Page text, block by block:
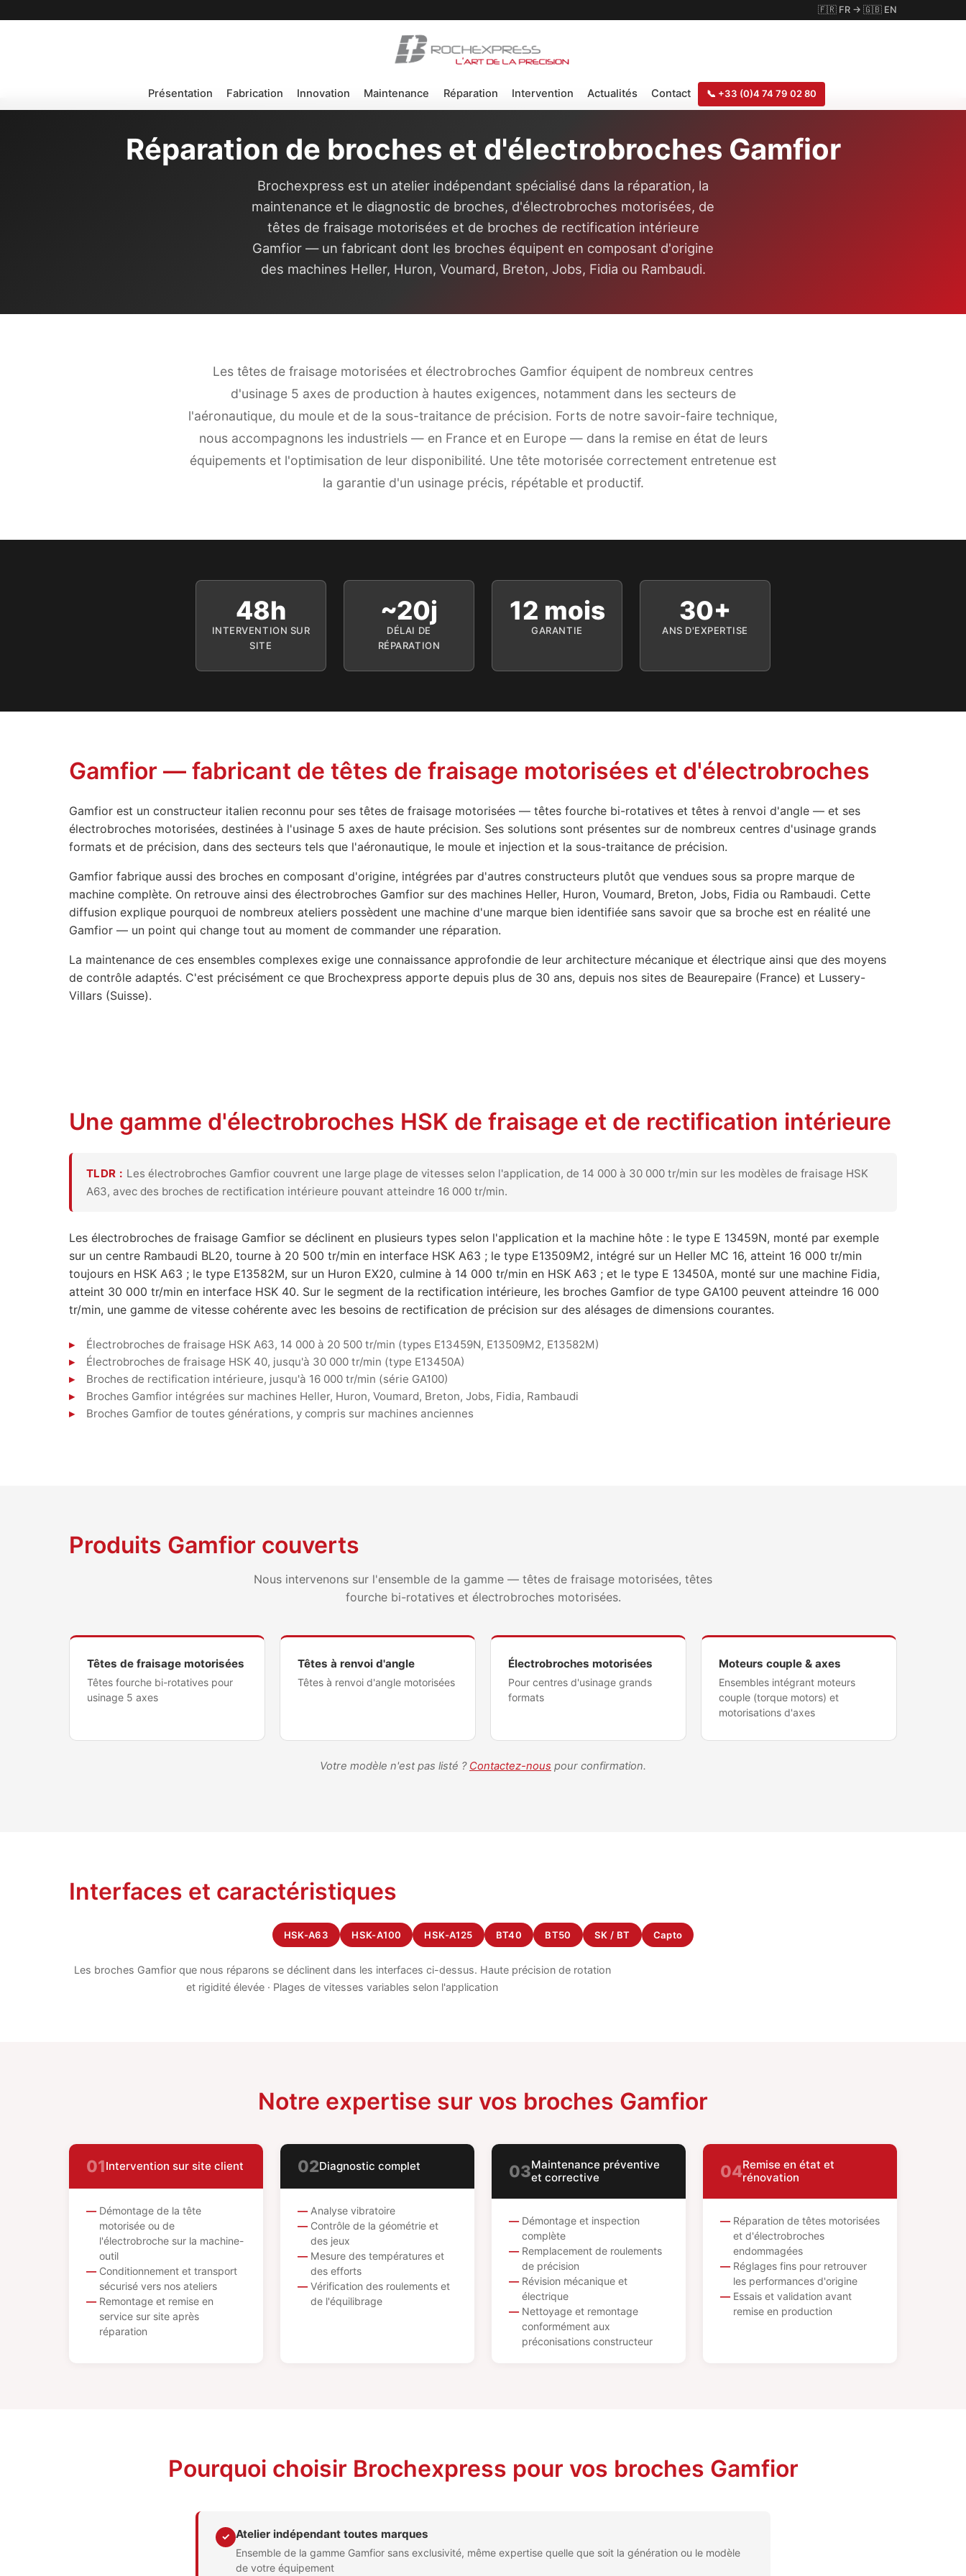
🇫🇷 FR → 🇬🇧 EN
Présentation Fabrication Innovation Maintenance Réparation Intervention Actualités Contact 📞 +33 (0)4 74 79 02 80
Réparation de broches et d'électrobroches Gamfior
Brochexpress est un atelier indépendant spécialisé dans la réparation, la
maintenance et le diagnostic de broches, d'électrobroches motorisées, de
têtes de fraisage motorisées et de broches de rectification intérieure
Gamfior — un fabricant dont les broches équipent en composant d'origine
des machines Heller, Huron, Voumard, Breton, Jobs, Fidia ou Rambaudi.
Les têtes de fraisage motorisées et électrobroches Gamfior équipent de nombreux centres
d'usinage 5 axes de production à hautes exigences, notamment dans les secteurs de
l'aéronautique, du moule et de la sous-traitance de précision. Forts de notre savoir-faire technique,
nous accompagnons les industriels — en France et en Europe — dans la remise en état de leurs
équipements et l'optimisation de leur disponibilité. Une tête motorisée correctement entretenue est
la garantie d'un usinage précis, répétable et productif.
48h
INTERVENTION SUR
SITE
~20j
DÉLAI DE
RÉPARATION
12 mois
GARANTIE
30+
ANS D'EXPERTISE
Gamfior — fabricant de têtes de fraisage motorisées et d'électrobroches
Gamfior est un constructeur italien reconnu pour ses têtes de fraisage motorisées — têtes fourche bi-rotatives et têtes à renvoi d'angle — et ses
électrobroches motorisées, destinées à l'usinage 5 axes de haute précision. Ses solutions sont présentes sur de nombreux centres d'usinage grands
formats et de précision, dans des secteurs tels que l'aéronautique, le moule et injection et la sous-traitance de précision.
Gamfior fabrique aussi des broches en composant d'origine, intégrées par d'autres constructeurs plutôt que vendues sous sa propre marque de
machine complète. On retrouve ainsi des électrobroches Gamfior sur des machines Heller, Huron, Voumard, Breton, Jobs, Fidia ou Rambaudi. Cette
diffusion explique pourquoi de nombreux ateliers possèdent une machine d'une marque bien identifiée sans savoir que sa broche est en réalité une
Gamfior — un point qui change tout au moment de commander une réparation.
La maintenance de ces ensembles complexes exige une connaissance approfondie de leur architecture mécanique et électrique ainsi que des moyens
de contrôle adaptés. C'est précisément ce que Brochexpress apporte depuis plus de 30 ans, depuis nos sites de Beaurepaire (France) et Lussery-
Villars (Suisse).
Une gamme d'électrobroches HSK de fraisage et de rectification intérieure
TLDR : Les électrobroches Gamfior couvrent une large plage de vitesses selon l'application, de 14 000 à 30 000 tr/min sur les modèles de fraisage HSK
A63, avec des broches de rectification intérieure pouvant atteindre 16 000 tr/min.
Les électrobroches de fraisage Gamfior se déclinent en plusieurs types selon l'application et la machine hôte : le type E 13459N, monté par exemple
sur un centre Rambaudi BL20, tourne à 20 500 tr/min en interface HSK A63 ; le type E13509M2, intégré sur un Heller MC 16, atteint 16 000 tr/min
toujours en HSK A63 ; le type E13582M, sur un Huron EX20, culmine à 14 000 tr/min en HSK A63 ; et le type E 13450A, monté sur une machine Fidia,
atteint 30 000 tr/min en interface HSK 40. Sur le segment de la rectification intérieure, les broches Gamfior de type GA100 peuvent atteindre 16 000
tr/min, une gamme de vitesse cohérente avec les besoins de rectification de précision sur des alésages de dimensions courantes.
Électrobroches de fraisage HSK A63, 14 000 à 20 500 tr/min (types E13459N, E13509M2, E13582M)
Électrobroches de fraisage HSK 40, jusqu'à 30 000 tr/min (type E13450A)
Broches de rectification intérieure, jusqu'à 16 000 tr/min (série GA100)
Broches Gamfior intégrées sur machines Heller, Huron, Voumard, Breton, Jobs, Fidia, Rambaudi
Broches Gamfior de toutes générations, y compris sur machines anciennes
Produits Gamfior couverts
Nous intervenons sur l'ensemble de la gamme — têtes de fraisage motorisées, têtes
fourche bi-rotatives et électrobroches motorisées.
Têtes de fraisage motorisées
Têtes fourche bi-rotatives pour
usinage 5 axes
Têtes à renvoi d'angle
Têtes à renvoi d'angle motorisées
Électrobroches motorisées
Pour centres d'usinage grands
formats
Moteurs couple & axes
Ensembles intégrant moteurs
couple (torque motors) et
motorisations d'axes
Votre modèle n'est pas listé ? Contactez-nous pour confirmation.
Interfaces et caractéristiques
HSK-A63 HSK-A100 HSK-A125 BT40 BT50 SK / BT Capto
Les broches Gamfior que nous réparons se déclinent dans les interfaces ci-dessus. Haute précision de rotation
et rigidité élevée · Plages de vitesses variables selon l'application
Notre expertise sur vos broches Gamfior
01Intervention sur site client
Démontage de la tête
motorisée ou de
l'électrobroche sur la machine-
outil
Conditionnement et transport
sécurisé vers nos ateliers
Remontage et remise en
service sur site après
réparation
02Diagnostic complet
Analyse vibratoire
Contrôle de la géométrie et
des jeux
Mesure des températures et
des efforts
Vérification des roulements et
de l'équilibrage
03Maintenance préventive
et corrective
Démontage et inspection
complète
Remplacement de roulements
de précision
Révision mécanique et
électrique
Nettoyage et remontage
conformément aux
préconisations constructeur
04Remise en état et
rénovation
Réparation de têtes motorisées
et d'électrobroches
endommagées
Réglages fins pour retrouver
les performances d'origine
Essais et validation avant
remise en production
Pourquoi choisir Brochexpress pour vos broches Gamfior
✓ Atelier indépendant toutes marques
Ensemble de la gamme Gamfior sans exclusivité, même expertise quelle que soit la génération ou le modèle
de votre équipement